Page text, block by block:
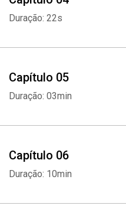
Duração: 22s
Capítulo 05
Duração: 03min
Capítulo 06
Duração: 10min